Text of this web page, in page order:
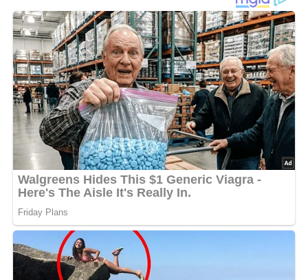
DieseGemüse-Kartoffel-Suppeist ein herzhaftes und
einfaches Gericht, das mit wenigen Zutaten auskommt
und sich wunderbar variieren lässt. Die Kombination aus
Kartoffeln,GemüseundGewürzensorgt für einen
vollmundigen Geschmack und eine angenehm cremige
Konsistenz. Besonders beliebt ist die Variante mit
BlutwurstwürfelnoderWürstchen, die der Suppe eine
deftige Note verleihen.
Ein Tipp: Wer die Suppe etwas frischer mag, kann kurz vor
dem Servieren einen Spritzer
frische Petersiliehinzufügen. Das hebt das Aroma und
sorgt für einen feinen Kontrast zur cremigen Basis.
Alternativ lässt sich die Suppe auch wunderbar mit
ergänzen – ideal, wenn gerade keine frischen